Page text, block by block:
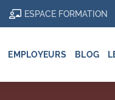
ESPACE FORMATION
EMPLOYEURS BLOG